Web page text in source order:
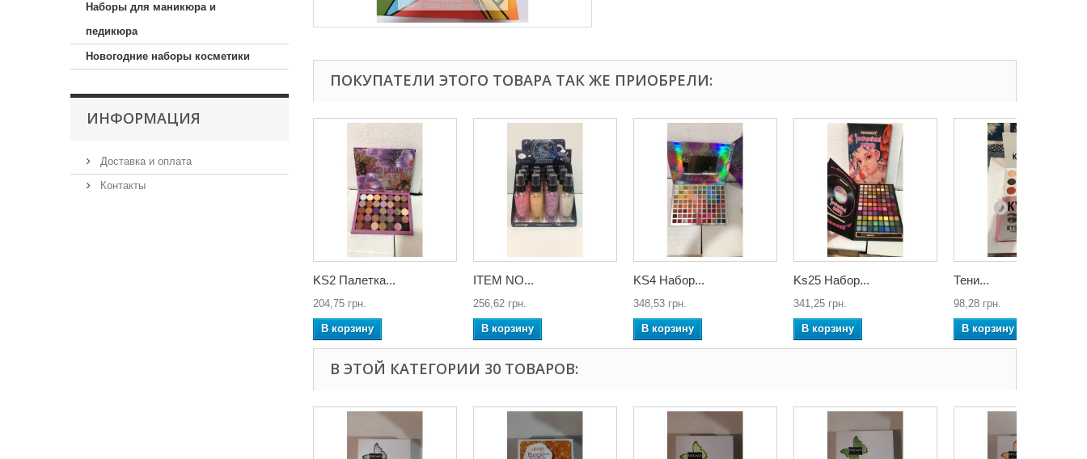
Наборы для маникюра и
педикюра
Новогодние наборы косметики
ИНФОРМАЦИЯ
Доставка и оплата
Контакты
ПОКУПАТЕЛИ ЭТОГО ТОВАРА ТАК ЖЕ ПРИОБРЕЛИ:
KS2 Палетка...
204,75 грн.
В корзину
ITEM NO...
256,62 грн.
В корзину
KS4 Набор...
348,53 грн.
В корзину
Ks25 Набор...
341,25 грн.
В корзину
Тени...
98,28 грн.
В корзину
В ЭТОЙ КАТЕГОРИИ 30 ТОВАРОВ: